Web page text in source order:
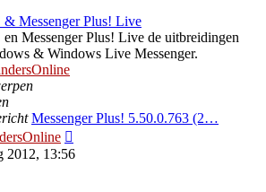
& Messenger Plus! Live
en Messenger Plus! Live de uitbreidingen
& Windows Live Messenger.
Messenger Plus! 5.50.0.763 (2…
laatste
2012, 13:56